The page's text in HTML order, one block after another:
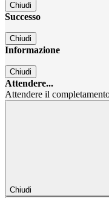
Chiudi
Successo
Chiudi
Informazione
Chiudi
Attendere...
Attendere il
Chiudi